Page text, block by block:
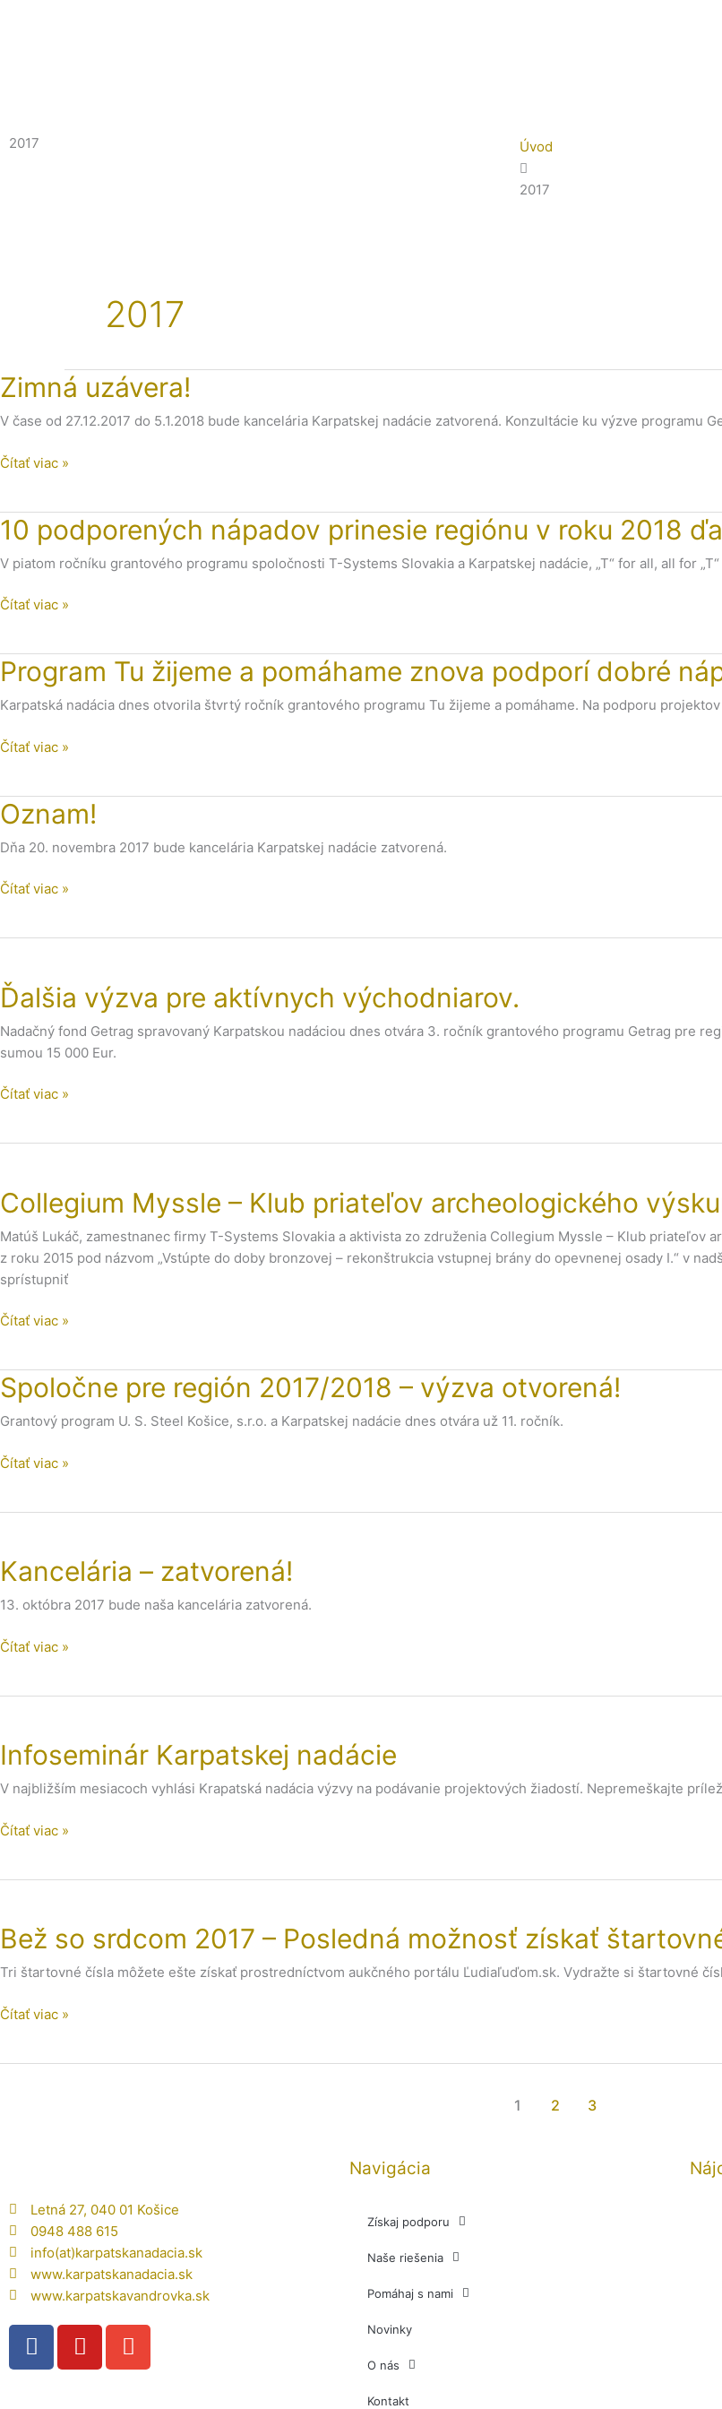
2017 Úvod
2017
2017
Zimná uzávera!
V čase od 27.12.2017 do 5.1.2018 bude kancelária Karpatskej nadácie zatvorená. Konzultácie ku výzve programu
Zimná
uzávera!
Čítať viac »
10 podporených nápadov prinesie regiónu v roku 2018
V piatom ročníku grantového programu spoločnosti T-Systems Slovakia a Karpatskej nadácie, „T“ for all, all for
10
podporených
nápadov
regiónu
roku
2018
zmeny.
Čítať viac »
Program Tu žijeme a pomáhame znova podporí dobré
Karpatská nadácia dnes otvorila štvrtý ročník grantového programu Tu žijeme a pomáhame. Na podporu
Program
Tu
žijeme
pomáhame
podporí
dobré
Čítať viac »
Oznam!
Dňa 20. novembra 2017 bude kancelária Karpatskej nadácie zatvorená.
Oznam!
Čítať viac »
Ďalšia výzva pre aktívnych východniarov.
Nadačný fond Getrag spravovaný Karpatskou nadáciou dnes otvára 3. ročník grantového programu Getrag pre
sumou 15 000 Eur.
pre
aktívnych
východniarov.
Čítať viac »
Collegium Myssle – Klub priateľov archeologického
Matúš Lukáč, zamestnanec firmy T-Systems Slovakia a aktivista zo združenia Collegium Myssle – Klub
z roku 2015 pod názvom „Vstúpte do doby bronzovej – rekonštrukcia vstupnej brány do opevnenej osady I.“ v
sprístupniť
–
Klub
priateľov
archeologického
výskumu
Nižnej
Čítať viac »
Spoločne pre región 2017/2018 – výzva otvorená!
Grantový program U. S. Steel Košice, s.r.o. a Karpatskej nadácie dnes otvára už 11. ročník.
Spoločne
pre
región
–
otvorená!
Čítať viac »
Kancelária – zatvorená!
13. októbra 2017 bude naša kancelária zatvorená.
zatvorená!
Čítať viac »
Infoseminár Karpatskej nadácie
V najbližším mesiacoch vyhlási Krapatská nadácia výzvy na podávanie projektových žiadostí. Nepremeškajte
nadácie
Čítať viac »
Bež so srdcom 2017 – Posledná možnosť získať
Tri štartovné čísla môžete ešte získať prostredníctvom aukčného portálu Ľudiaľuďom.sk. Vydražte si štartovné
srdcom
2017
–
možnosť
štartovné
Čítať viac »
1 2 3
Letná 27, 040 01 Košice
0948 488 615
info(at)karpatskanadacia.sk
www.karpatskanadacia.sk
www.karpatskavandrovka.sk
F
a
Y
o
E
n
Navigácia
Získaj podporu
Naše riešenia
Pomáhaj s nami
Novinky
O nás
Kontakt